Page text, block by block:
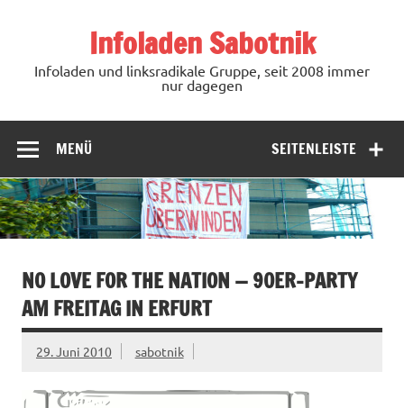
Infoladen Sabotnik
Infoladen und linksradikale Gruppe, seit 2008 immer
nur dagegen
SEITENLEISTE
MENÜ
NO LOVE FOR THE NATION — 90ER-PARTY
AM FREITAG IN ERFURT
29. Juni 2010 sabotnik